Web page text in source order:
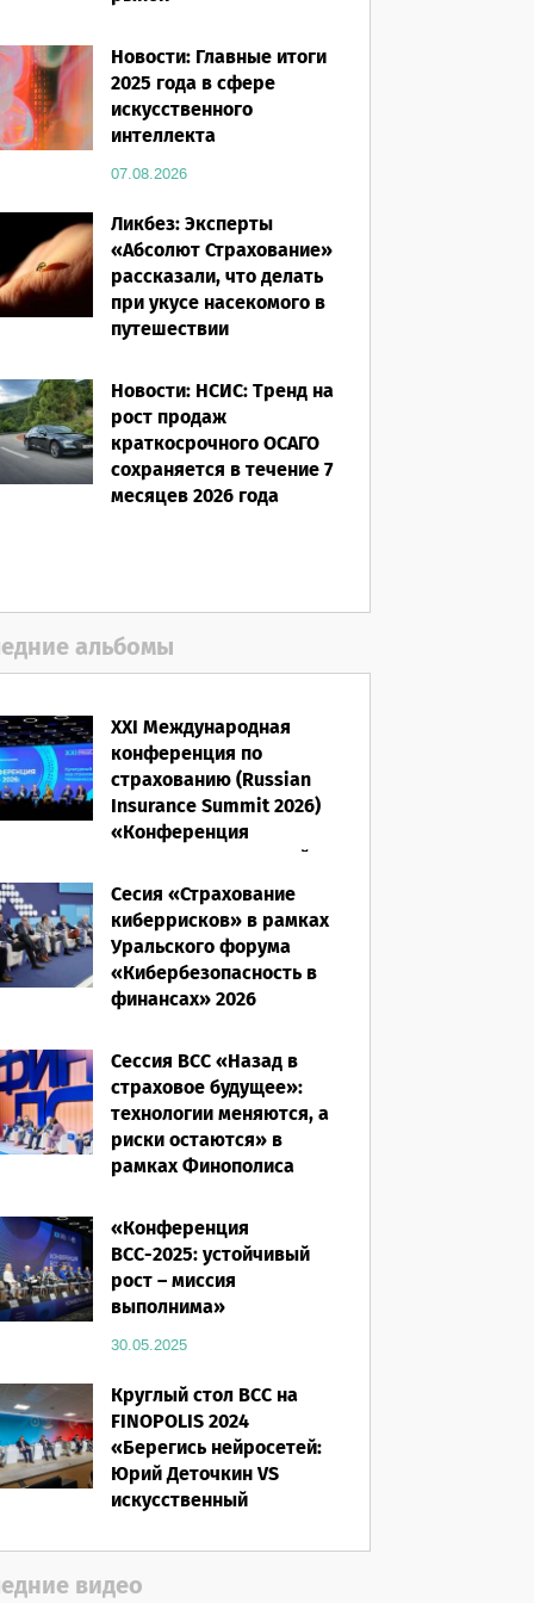
Новости: Главные итоги
2025 года в сфере
искусственного
интеллекта
07.08.2026
Ликбез: Эксперты
«Абсолют Страхование»
рассказали, что делать
при укусе насекомого в
путешествии
Новости: НСИС: Тренд на
рост продаж
краткосрочного ОСАГО
сохраняется в течение 7
месяцев 2026 года
альбомы
XXI Международная
конференция по
страхованию (Russian
Insurance Summit 2026)
«Конференция
ВСС-2026: Культурный
код страхования/
Человеческий фактор»
28.05.2026
Сесия «Страхование
киберрисков» в рамках
Уральского форума
«Кибербезопасность в
финансах» 2026
Сессия ВСС «Назад в
страховое будущее»:
технологии меняются, а
риски остаются» в
рамках Финополиса
16.03.2026
«Конференция
ВСС-2025: устойчивый
рост – миссия
выполнима»
30.05.2025
Круглый стол ВСС на
FINOPOLIS 2024
«Берегись нейросетей:
Юрий Деточкин VS
искусственный
видео